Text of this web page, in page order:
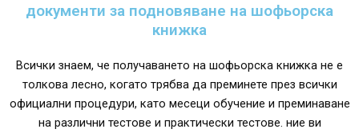
документи за подновяване на шофьорска
книжка
Всички знаем, че получаването на шофьорска книжка не е
толкова лесно, когато трябва да преминете през всички
официални процедури, като месеци обучение и преминаване
на различни тестове и практически тестове. ние ви